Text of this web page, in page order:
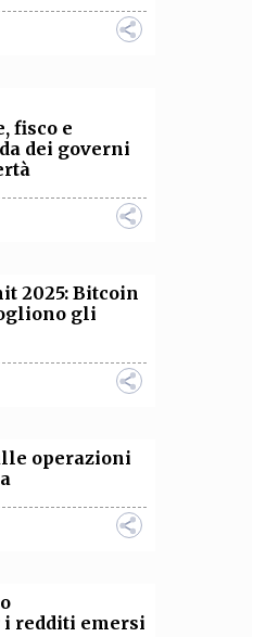
fisco e
dei governi
2025: Bitcoin
gli
operazioni
i redditi emersi